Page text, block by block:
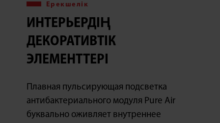
Ерекшелік
ИНТЕРЬЕРДІҢ
ДЕКОРАТИВТІК
ЭЛЕМЕНТТЕРІ
Плавная пульсирующая подсветка
антибактериального модуля Pure Air
буквально оживляет внутреннее